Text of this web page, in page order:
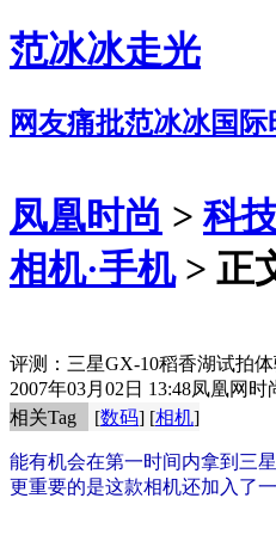
范冰冰走光
网友痛批范冰冰国际
凤凰时尚 > 科
相机·手机> 正
评测：三星GX-10稻香湖试拍
2007年03月02日 13:48凤凰网时
相关Tag
[数码] [相机]
能有机会在第一时间内拿到三
更重要的是这款相机还加入了